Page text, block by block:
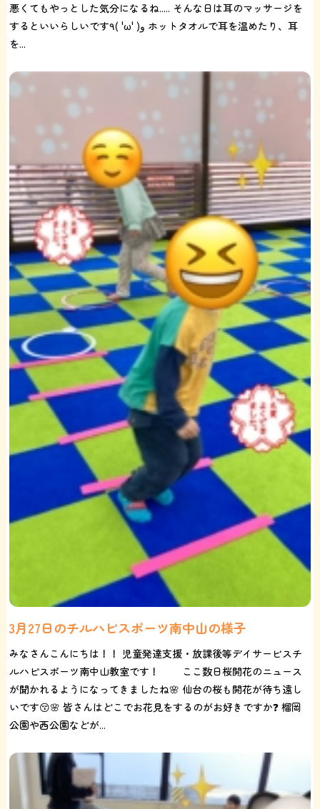
悪くてもやっとした気分になるね..... そんな日は耳のマッサージを
するといいらしいです٩( 'ω' )و ホットタオルで耳を温めたり、耳
を...
3月27日のチルハピスポーツ南中山の様子
みなさんこんにちは！！ 児童発達支援・放課後等デイサービスチ
ルハピスポーツ南中山教室です！ ここ数日桜開花のニュース
が聞かれるようになってきましたね🌸 仙台の桜も開花が待ち遠し
いです😚🌸 皆さんはどこでお花見をするのがお好きですか❓ 榴岡
公園や西公園などが...